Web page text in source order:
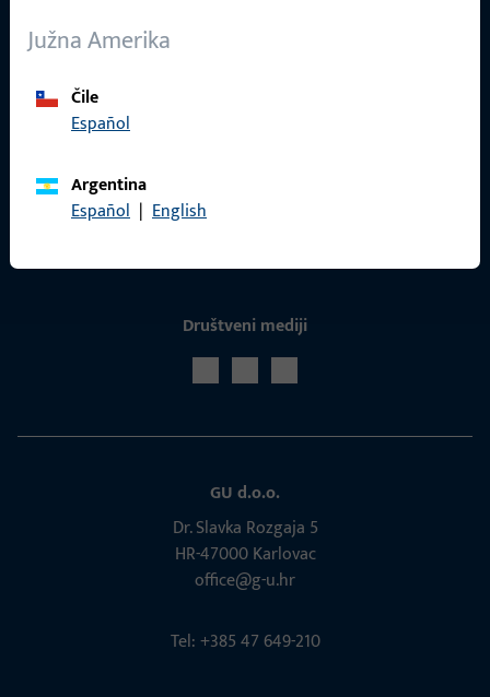
Južna Amerika
Čile
Español
Argentina
Español | English
Društveni mediji
GU d.o.o.
Dr. Slavka Rozgaja 5
HR-47000 Karlovac
office@g-u.hr
Tel: +385 47 649-210